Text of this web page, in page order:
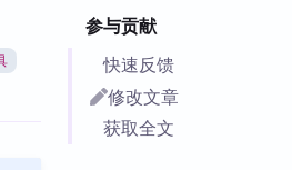
品的闪念笔记参与贡献
快速反馈
修改文章
获取全文